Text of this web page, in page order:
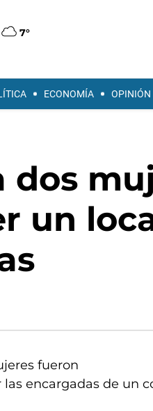
7°
ECONOMÍA OPINIÓN
dos
un
fueron
encargadas de un